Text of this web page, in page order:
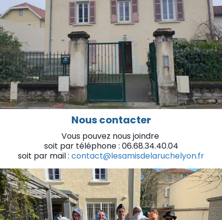
Nous contacter
Vous pouvez nous joindre
soit par téléphone : 06.68.34.40.04
soit par mail : contact@lesamisdelaruchelyon.fr